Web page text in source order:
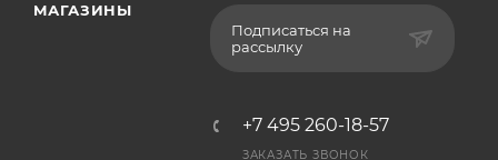
МАГАЗИНЫ
Подписаться на
рассылку
+7 495 260-18-57
ЗАКАЗАТЬ ЗВОНОК